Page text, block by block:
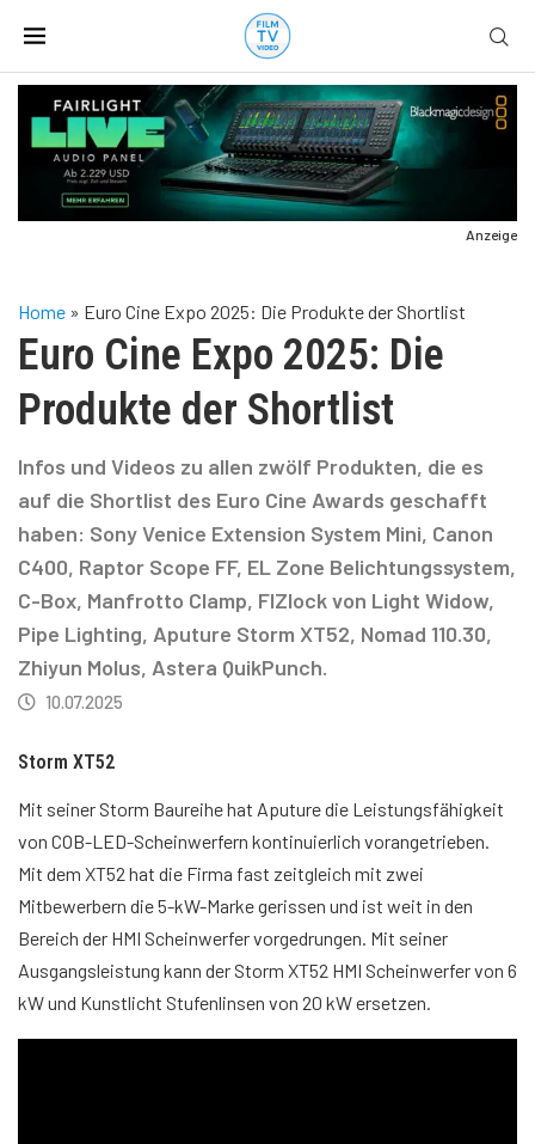
Anzeige
Home » Euro Cine Expo 2025: Die Produkte der Shortlist
Euro Cine Expo 2025: Die
Produkte der Shortlist
Infos und Videos zu allen zwölf Produkten, die es
auf die Shortlist des Euro Cine Awards geschafft
haben: Sony Venice Extension System Mini, Canon
C400, Raptor Scope FF, EL Zone Belichtungssystem,
C-Box, Manfrotto Clamp, FIZlock von Light Widow,
Pipe Lighting, Aputure Storm XT52, Nomad 110.30,
Zhiyun Molus, Astera QuikPunch.
10.07.2025
Storm XT52
Mit seiner Storm Baureihe hat Aputure die Leistungsfähigkeit
von COB-LED-Scheinwerfern kontinuierlich vorangetrieben.
Mit dem XT52 hat die Firma fast zeitgleich mit zwei
Mitbewerbern die 5-kW-Marke gerissen und ist weit in den
Bereich der HMI Scheinwerfer vorgedrungen. Mit seiner
Ausgangsleistung kann der Storm XT52 HMI Scheinwerfer von 6
kW und Kunstlicht Stufenlinsen von 20 kW ersetzen.